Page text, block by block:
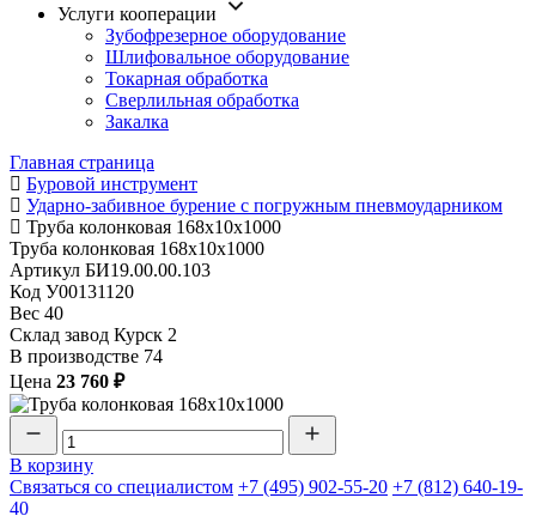
Услуги кооперации
Зубофрезерное оборудование
Шлифовальное оборудование
Токарная обработка
Cверлильная обработка
Закалка
Главная страница
Буровой инструмент
Ударно-забивное бурение с погружным пневмоударником
Труба колонковая 168х10х1000
Труба колонковая 168х10х1000
Артикул БИ19.00.00.103
Код У00131120
Вес 40
Склад завод Курск 2
В производстве 74
Цена 23 760 ₽
В корзину
Связаться со специалистом +7 (495) 902-55-20 +7 (812) 640-19-
40